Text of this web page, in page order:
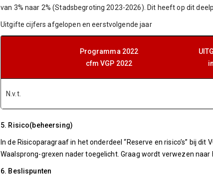
van 3% naar 2% (Stadsbegroting 2023-2026). Dit heeft op dit
Uitgifte cijfers afgelopen en eerstvolgende jaar
Programma 2022
cfm VGP 2022
N.v.t.
5. Risico(beheersing)
In de Risicoparagraaf in het onderdeel “Reserve en risico’s” bij
Waalsprong-grexen nader toegelicht. Graag wordt verwezen naar
6. Beslispunten